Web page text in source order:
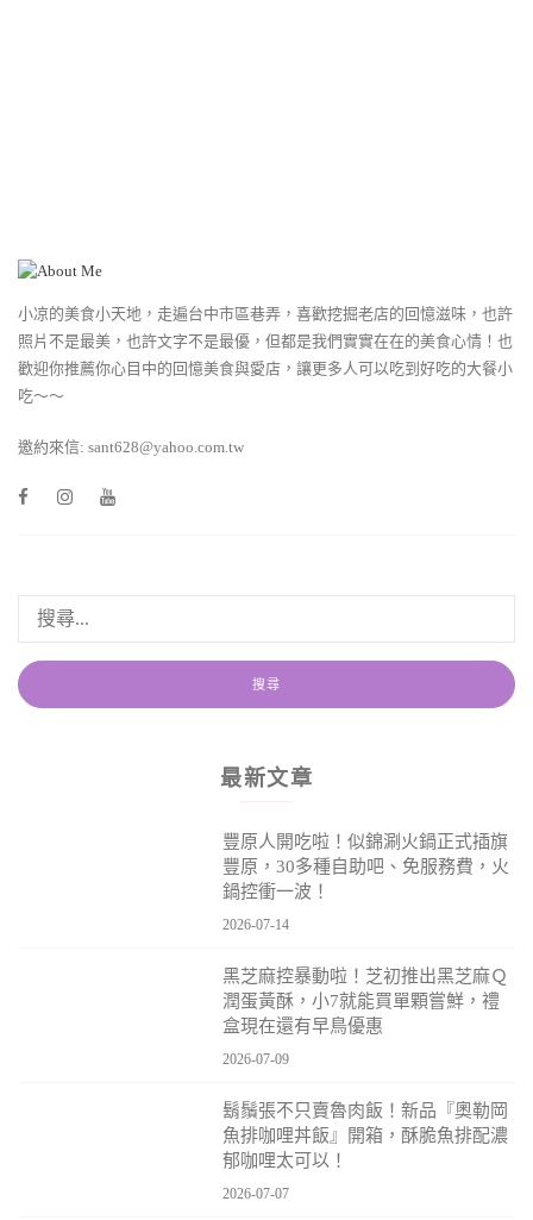
小凉的美食小天地，走遍台中市區巷弄，喜歡挖掘老店的回憶滋味，也許
照片不是最美，也許文字不是最優，但都是我們實實在在的美食心情！也
歡迎你推薦你心目中的回憶美食與愛店，讓更多人可以吃到好吃的大餐小
吃～～
邀約來信: sant628@yahoo.com.tw
最新文章
豐原人開吃啦！似錦涮火鍋正式插旗
豐原，30多種自助吧、免服務費，火
鍋控衝一波！
2026-07-14
黑芝麻控暴動啦！芝初推出黑芝麻Ｑ
潤蛋黃酥，小7就能買單顆嘗鮮，禮
盒現在還有早鳥優惠
2026-07-09
鬍鬚張不只賣魯肉飯！新品『奧勒岡
魚排咖哩丼飯』開箱，酥脆魚排配濃
郁咖哩太可以！
2026-07-07